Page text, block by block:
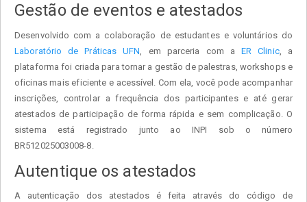
Gestão de eventos e atestados
Desenvolvido com a colaboração de estudantes e voluntários do
Laboratório de Práticas UFN , em parceria com a ER Clinic, a
plataforma foi criada para tornar a gestão de palestras, workshops e
oficinas mais eficiente e acessível. Com ela, você pode acompanhar
inscrições, controlar a frequência dos participantes e até gerar
atestados de participação de forma rápida e sem complicação. O
sistema está registrado junto ao INPI sob o número
BR512025003008-8.
Autentique os atestados
A autenticação dos atestados é feita através do código de